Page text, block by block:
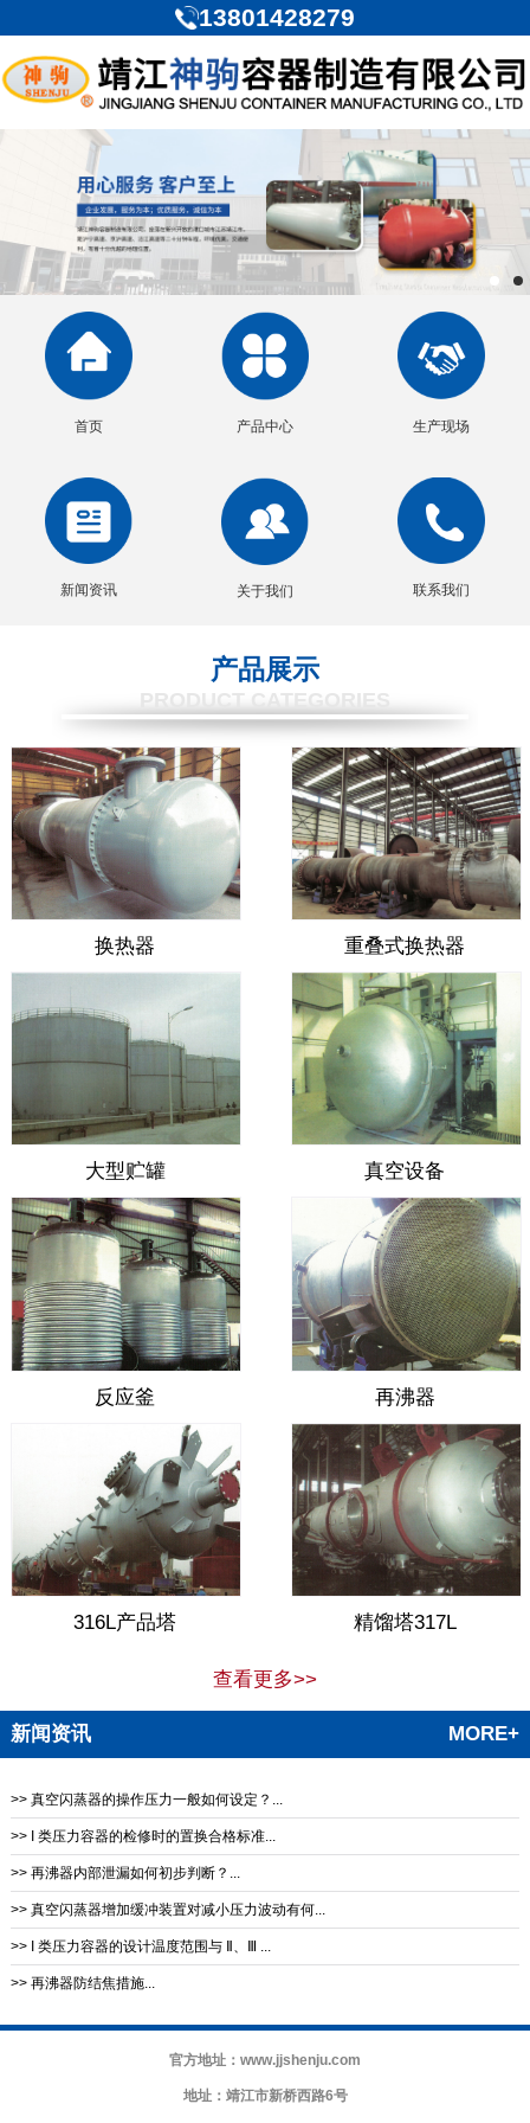
13801428279
首页 产品中心 生产现场
新闻资讯 关于我们 联系我们
产品展示
PRODUCT CATEGORIES
换热器 重叠式换热器
大型贮罐 真空设备
反应釜 再沸器
316L产品塔 精馏塔317L
查看更多>>
新闻资讯 MORE+
>> 真空闪蒸器的操作压力一般如何设定？...
>> I 类压力容器的检修时的置换合格标准...
>> 再沸器内部泄漏如何初步判断？...
>> 真空闪蒸器增加缓冲装置对减小压力波动有何...
>> I 类压力容器的设计温度范围与 Ⅱ、Ⅲ ...
>> 再沸器防结焦措施‌...
官方地址：www.jjshenju.com
地址：靖江市新桥西路6号